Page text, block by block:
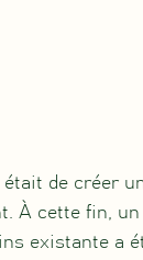
de créer
À cette fin,
existante a